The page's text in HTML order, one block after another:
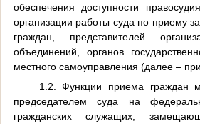
обеспечения доступности
организации работы суда по приему
граждан, представителей
объединений, органов
местного самоуправления (далее –
1.2. Функции приема граждан
председателем суда на
гражданских служащих,